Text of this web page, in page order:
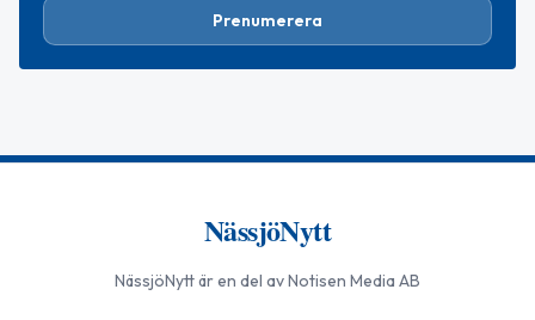
Prenumerera
NässjöNytt
NässjöNyttär en del av Notisen Media AB